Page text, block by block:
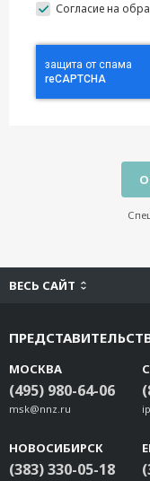
Согласие на
ВЕСЬ САЙТ
МОСКВА
(495) 980-64-06
msk@nnz.ru
НОВОСИБИРСК
(383) 330-05-18